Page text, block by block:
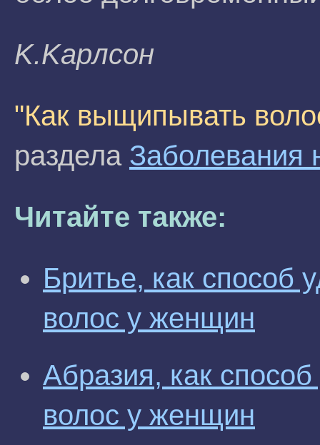
K.Kapлсoн
"Как выщипывать
раздела Заболевания
Читайте также:
Бритье, как способ
волос у женщин
Абразия, как
волос у женщин